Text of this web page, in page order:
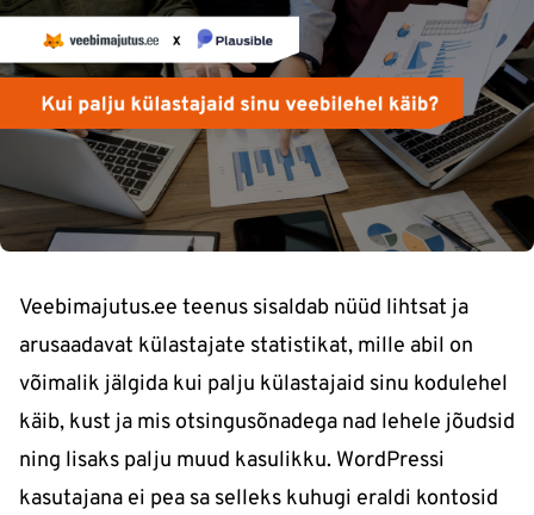
Veebimajutus.ee teenus sisaldab nüüd lihtsat ja
arusaadavat külastajate statistikat, mille abil on
võimalik jälgida kui palju külastajaid sinu kodulehel
käib, kust ja mis otsingusõnadega nad lehele jõudsid
ning lisaks palju muud kasulikku. WordPressi
kasutajana ei pea sa selleks kuhugi eraldi kontosid